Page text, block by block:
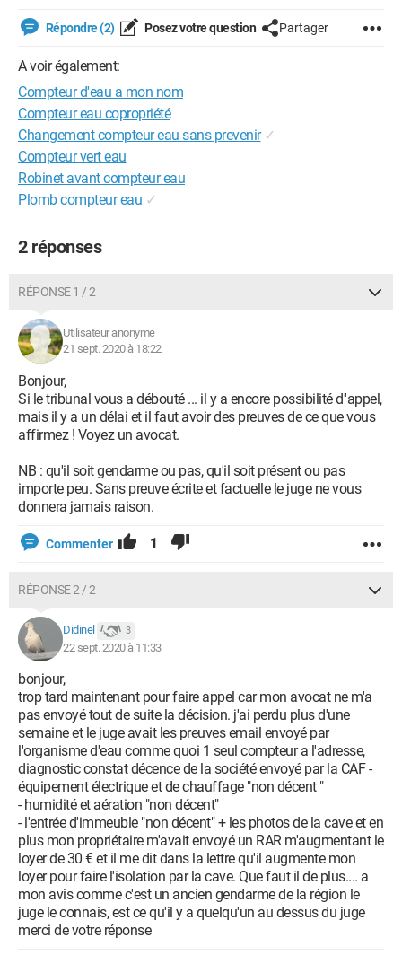
Répondre (2) Posez votre question Partager
A voir également:
Compteur d'eau a mon nom
Compteur eau copropriété
Changement compteur eau sans prevenir ✓
Compteur vert eau
Robinet avant compteur eau
Plomb compteur eau ✓
2 réponses
RÉPONSE 1 / 2
Utilisateur anonyme
21 sept. 2020 à 18:22
Bonjour,
Si le tribunal vous a débouté ... il y a encore possibilité d''appel,
mais il y a un délai et il faut avoir des preuves de ce que vous
affirmez ! Voyez un avocat.
NB : qu'il soit gendarme ou pas, qu'il soit présent ou pas
importe peu. Sans preuve écrite et factuelle le juge ne vous
donnera jamais raison.
Commenter 1
RÉPONSE 2 / 2
Didinel 3
22 sept. 2020 à 11:33
bonjour,
trop tard maintenant pour faire appel car mon avocat ne m'a
pas envoyé tout de suite la décision. j'ai perdu plus d'une
semaine et le juge avait les preuves email envoyé par
l'organisme d'eau comme quoi 1 seul compteur a l'adresse,
diagnostic constat décence de la société envoyé par la CAF -
équipement électrique et de chauffage "non décent "
- humidité et aération "non décent"
- l'entrée d'immeuble "non décent" + les photos de la cave et en
plus mon propriétaire m'avait envoyé un RAR m'augmentant le
loyer de 30 € et il me dit dans la lettre qu'il augmente mon
loyer pour faire l'isolation par la cave. Que faut il de plus.... a
mon avis comme c'est un ancien gendarme de la région le
juge le connais, est ce qu'il y a quelqu'un au dessus du juge
merci de votre réponse